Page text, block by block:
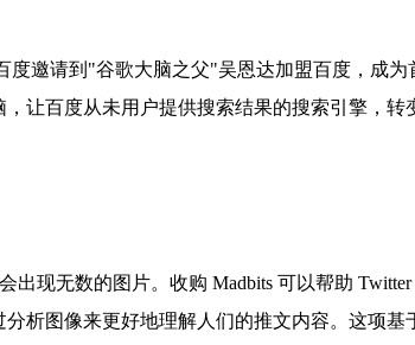
度邀请到"谷歌大脑之父"吴恩达加盟百度，成为
让百度从未用户提供搜索结果的搜索引擎，转
出现无数的图片。收购 Madbits 可以帮助 Twitter
析图像来更好地理解人们的推文内容。这项基